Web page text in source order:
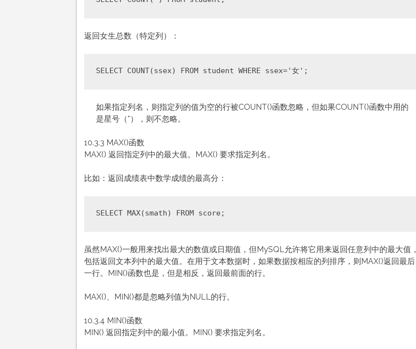
返回女生总数（特定列）：
如果指定列名，则指定列的值为空的行被COUNT()函数忽略，但如果COUNT()函数中用的
是星号（*），则不忽略。
10.3.3 MAX()函数
MAX() 返回指定列中的最大值。MAX() 要求指定列名。
比如：返回成绩表中数学成绩的最高分：
虽然MAX()一般用来找出最大的数值或日期值，但MySQL允许将它用来返回任意列中的最大值，
包括返回文本列中的最大值。在用于文本数据时，如果数据按相应的列排序，则MAX()返回最后
一行。MIN()函数也是，但是相反，返回最前面的行。
MAX()、MIN()都是忽略列值为NULL的行。
10.3.4 MIN()函数
MIN() 返回指定列中的最小值。MIN() 要求指定列名。